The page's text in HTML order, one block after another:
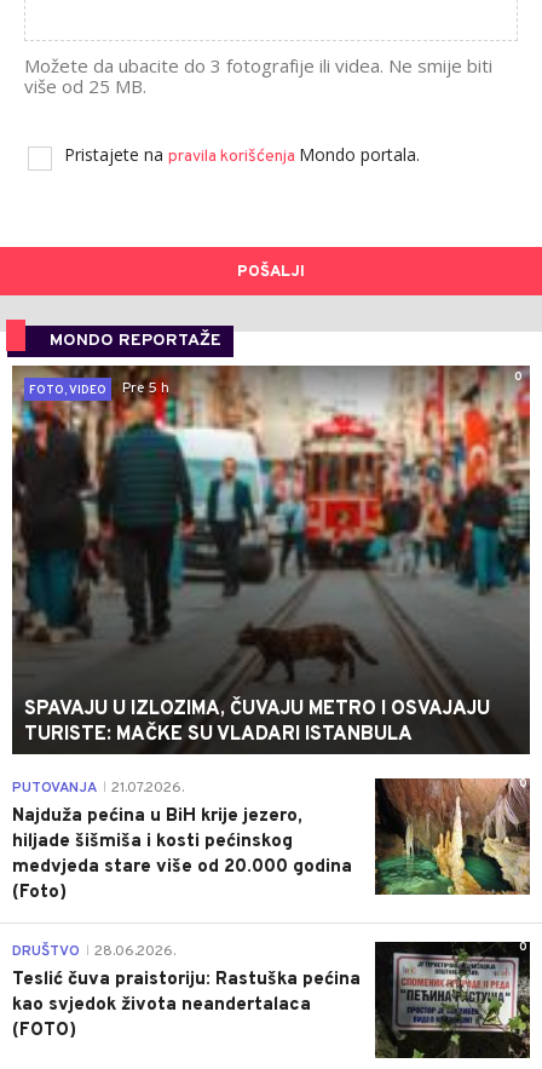
Možete da ubacite do 3 fotografije ili videa. Ne smije biti
više od 25 MB.
Pristajete na pravila korišćenja Mondo portala.
POŠALJI
MONDO REPORTAŽE
0
FOTO, VIDEO
Pre 5 h
SPAVAJU U IZLOZIMA, ČUVAJU METRO I OSVAJAJU
TURISTE: MAČKE SU VLADARI ISTANBULA
0
PUTOVANJA 21.07.2026.
Najduža pećina u BiH krije jezero,
hiljade šišmiša i kosti pećinskog
medvjeda stare više od 20.000 godina
(Foto)
0
DRUŠTVO 28.06.2026.
Teslić čuva praistoriju: Rastuška pećina
kao svjedok života neandertalaca
(FOTO)